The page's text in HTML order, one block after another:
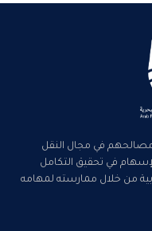
مصالحهم في مجال النقل
في تحقيق التكامل
من خلال ممارسته لمهامه